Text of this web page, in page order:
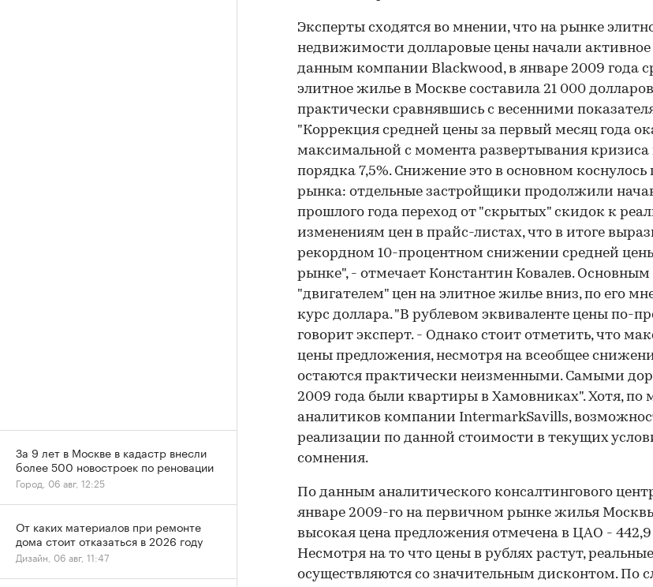
Эксперты сходятся во мнении, что на рынке
недвижимости долларовые цены начали
данным компании Blackwood, в январе 2009 года
элитное жилье в Москве составила 21 000 долларов
практически сравнявшись с весенними
"Коррекция средней цены за первый месяц года
максимальной с момента развертывания кризиса
порядка 7,5%. Снижение это в основном коснулось
рынка: отдельные застройщики продолжили
прошлого года переход от "скрытых" скидок к
изменениям цен в прайс-листах, что в итоге
рекордном 10-процентном снижении средней
рынке", - отмечает Константин Ковалев.
"двигателем" цен на элитное жилье вниз, по его
курс доллара. "В рублевом эквиваленте цены по-
говорит эксперт. - Однако стоит отметить, что
цены предложения, несмотря на всеобщее
остаются практически неизменными. Самыми
2009 года были квартиры в Хамовниках". Хотя, по
аналитиков компании IntermarkSavills,
реализации по данной стоимости в текущих
сомнения.
По данным аналитического консалтингового
январе 2009-го на первичном рынке жилья
высокая цена предложения отмечена в ЦАО -
Несмотря на то что цены в рублях растут,
осуществляются со значительным дисконтом. По
За 9 лет в Москве в кадастр внесли
более 500 новостроек по реновации
Город, 06 авг, 12:25
От каких материалов при ремонте
дома стоит отказаться в 2026 году
Дизайн, 06 авг, 11:47